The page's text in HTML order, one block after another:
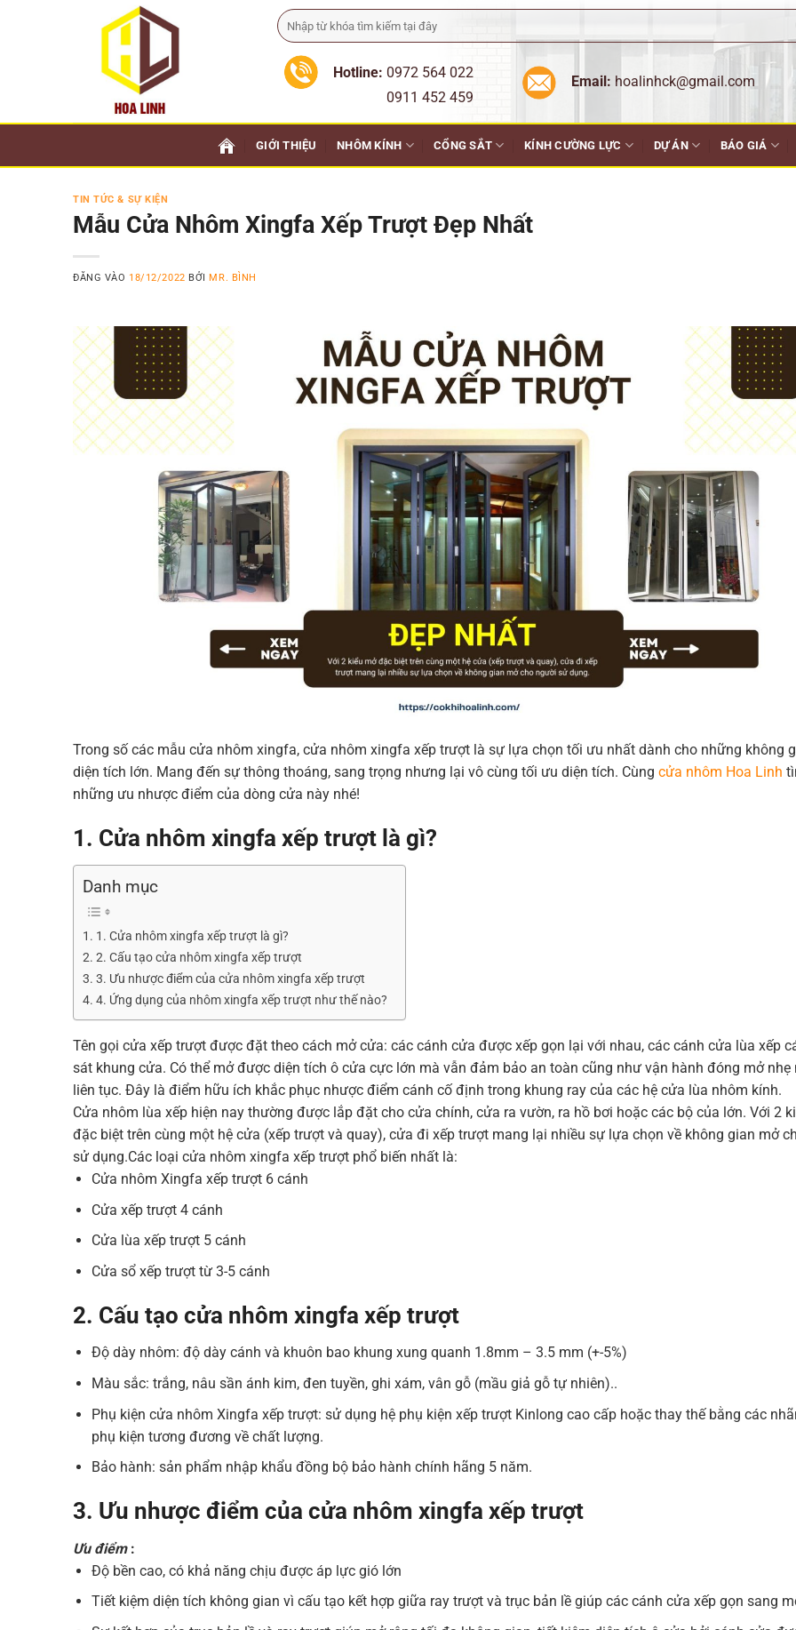
Tìm
kiếm:
Hotline: 0972 564 022
0911 452 459
Email: hoalinhck@gmail.com
GIỚI THIỆU NHÔM KÍNH CỔNG SẮT KÍNH CƯỜNG LỰC DỰ ÁN BÁO GIÁ
TIN TỨC & SỰ KIỆN
Mẫu Cửa Nhôm Xingfa Xếp Trượt Đẹp Nhất
ĐĂNG VÀO 18/12/2022 BỞIMR. BÌNH
Trong số các mẫu cửa nhôm xingfa, cửa nhôm xingfa xếp trượt là sự lựa chọn tối ưu nhất dành cho những không
diện tích lớn. Mang đến sự thông thoáng, sang trọng nhưng lại vô cùng tối ưu diện tích. Cùng cửa nhôm Hoa Linh
những ưu nhược điểm của dòng cửa này nhé!
1. Cửa nhôm xingfa xếp trượt là gì?
Danh mục
1. Cửa nhôm xingfa xếp trượt là gì?
2. Cấu tạo cửa nhôm xingfa xếp trượt
3. Ưu nhược điểm của cửa nhôm xingfa xếp trượt
4. Ứng dụng của nhôm xingfa xếp trượt như thế nào?
Tên gọi cửa xếp trượt được đặt theo cách mở cửa: các cánh cửa được xếp gọn lại với nhau, các cánh cửa lùa xếp
sát khung cửa. Có thể mở được diện tích ô cửa cực lớn mà vẫn đảm bảo an toàn cũng như vận hành đóng mở nhẹ
liên tục. Đây là điểm hữu ích khắc phục nhược điểm cánh cố định trong khung ray của các hệ cửa lùa nhôm kính.
Cửa nhôm lùa xếp hiện nay thường được lắp đặt cho cửa chính, cửa ra vườn, ra hồ bơi hoặc các bộ của lớn. Với 2
đặc biệt trên cùng một hệ cửa (xếp trượt và quay), cửa đi xếp trượt mang lại nhiều sự lựa chọn về không gian mở
sử dụng.Các loại cửa nhôm xingfa xếp trượt phổ biến nhất là:
Cửa nhôm Xingfa xếp trượt 6 cánh
Cửa xếp trượt 4 cánh
Cửa lùa xếp trượt 5 cánh
Cửa sổ xếp trượt từ 3-5 cánh
2. Cấu tạo cửa nhôm xingfa xếp trượt
Độ dày nhôm: độ dày cánh và khuôn bao khung xung quanh 1.8mm – 3.5 mm (+-5%)
Màu sắc: trắng, nâu sần ánh kim, đen tuyền, ghi xám, vân gỗ (mầu giả gỗ tự nhiên)..
Phụ kiện cửa nhôm Xingfa xếp trượt: sử dụng hệ phụ kiện xếp trượt Kinlong cao cấp hoặc thay thế bằng các
phụ kiện tương đương về chất lượng.
Bảo hành: sản phẩm nhập khẩu đồng bộ bảo hành chính hãng 5 năm.
3. Ưu nhược điểm của cửa nhôm xingfa xếp trượt
Ưu điểm:
Độ bền cao, có khả năng chịu được áp lực gió lớn
Tiết kiệm diện tích không gian vì cấu tạo kết hợp giữa ray trượt và trục bản lề giúp các cánh cửa xếp gọn sang